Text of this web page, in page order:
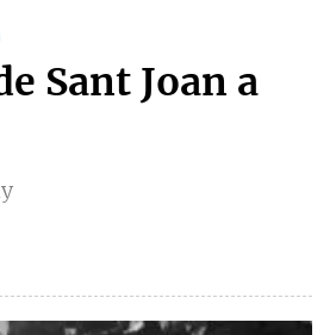
Sant Joan a